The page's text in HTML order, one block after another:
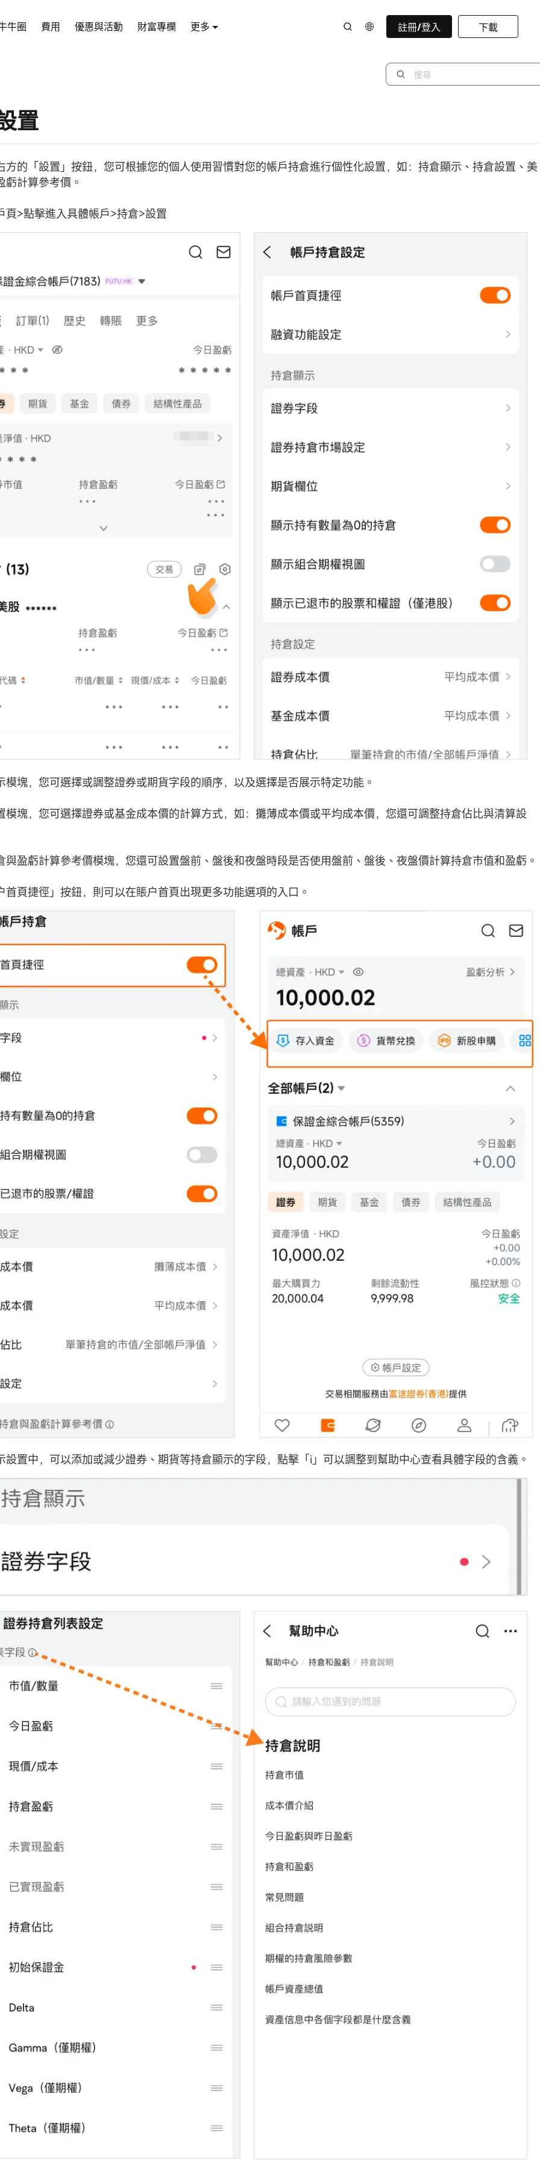
牛圈 費用 優惠與活動 財富專欄 更多 註冊/登入 下載
置
方的「設置」按鈕，您可根據您的個人使用習慣對您的帳戶持倉進行個性化設置，如：持倉顯示、持倉設置、美
虧計算參考價。
頁>點擊進入具體帳戶>持倉>設置
模塊，您可選擇或調整證券或期貨字段的順序，以及選擇是否展示特定功能。
模塊，您可選擇證券或基金成本價的計算方式，如：攤薄成本價或平均成本價，您還可調整持倉佔比與清算設
與盈虧計算參考價模塊，您還可設置盤前、盤後和夜盤時段是否使用盤前、盤後、夜盤價計算持倉市值和盈虧。
首頁捷徑」按鈕，則可以在賬户首頁出現更多功能選項的入口。
設置中，可以添加或減少證券、期貨等持倉顯示的字段，點擊「i」可以調整到幫助中心查看具體字段的含義。